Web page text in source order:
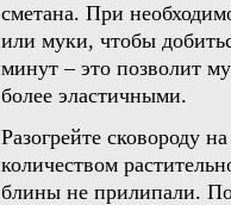
сметана. При
или муки, чтобы
минут – это позволит
более эластичными.
Разогрейте сковороду
количеством
блины не прилипали.